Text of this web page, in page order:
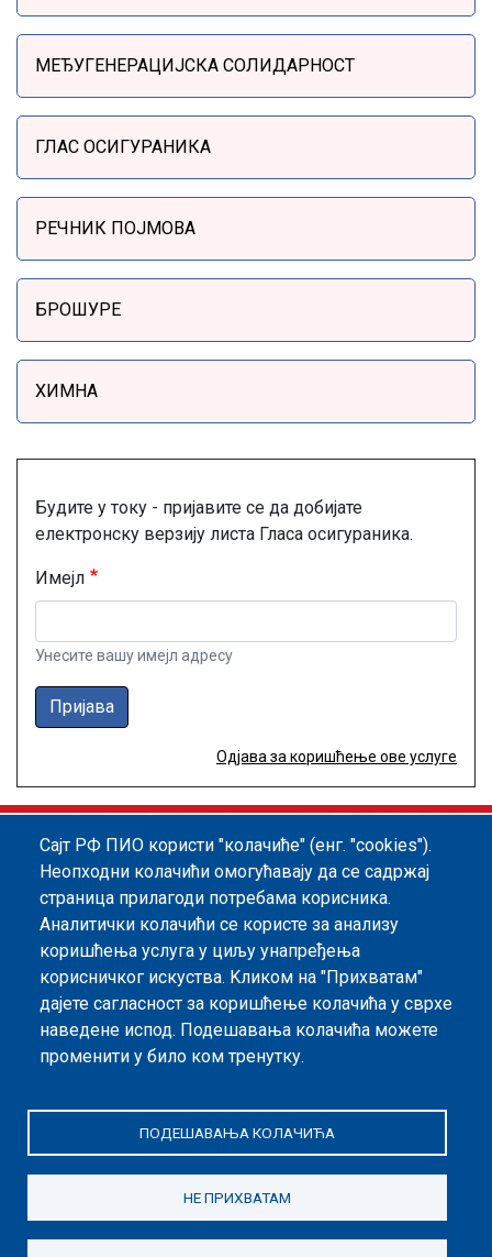
МЕЂУГЕНЕРАЦИЈСКА СОЛИДАРНОСТ
ГЛАС ОСИГУРАНИКА
РЕЧНИК ПОЈМОВА
БРОШУРЕ
ХИМНА
Будите у току - пријавите се да добијате
електронску верзију листа Гласа осигураника.
Имејл
Унесите вашу имејл адресу
Пријава
Одјава за коришћење ове услуге
Footer menu
Информатор
Заштита података о личности
Информације од јавног значаја
Мапа сајта
Архива
Политика квалитета
Политика безбедности информација
Сајт РФ ПИО користи "колачиће" (енг. "cookies").
Неопходни колачићи омогућавају да се садржај
страница прилагоди потребама корисника.
Аналитички колачићи се користе за анализу
коришћења услуга у циљу унапређења
корисничког искуства. Kликом на "Прихватам"
дајете сагласност за коришћење колачића у сврхе
наведене испод. Подешавања колачића можете
променити у било ком тренутку.
ПОДЕШАВАЊА КОЛАЧИЋА
НЕ ПРИХВАТАМ